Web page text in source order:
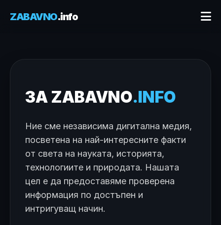
ZABAVNO.info
ЗА ZABAVNO.INFO
Ние сме независима дигитална медия,
посветена на най-интересните факти
от света на науката, историята,
технологиите и природата. Нашата
цел е да предоставяме проверена
информация по достъпен и
интригуващ начин.